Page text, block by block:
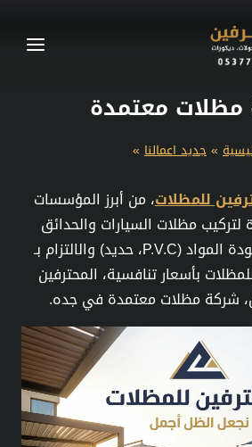
معتمدة
» جديد اعمالنا »
للمظلات، من أبرز المؤسسات
مظلات السيارات والحدائق
والسواتر، بضمان جودة المواد (P.V.C، حديد) والالتزام بـ
بأسعار تنافسية، المحترفين
شركة مظلات معتمدة في جده.